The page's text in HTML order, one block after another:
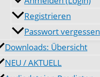
Registrieren
Passwort vergessen
Downloads: Übersicht
NEU / AKTUELL